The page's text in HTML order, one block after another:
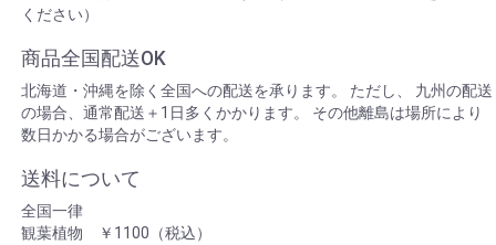
ください）
商品全国配送OK
北海道・沖縄を除く全国への配送を承ります。 ただし、 九州の配送
の場合、通常配送＋1日多くかかります。 その他離島は場所により
数日かかる場合がございます。
送料について
全国一律
観葉植物 ￥1100（税込）